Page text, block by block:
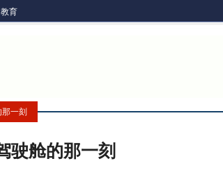
教育
一刻
驶舱的那一刻